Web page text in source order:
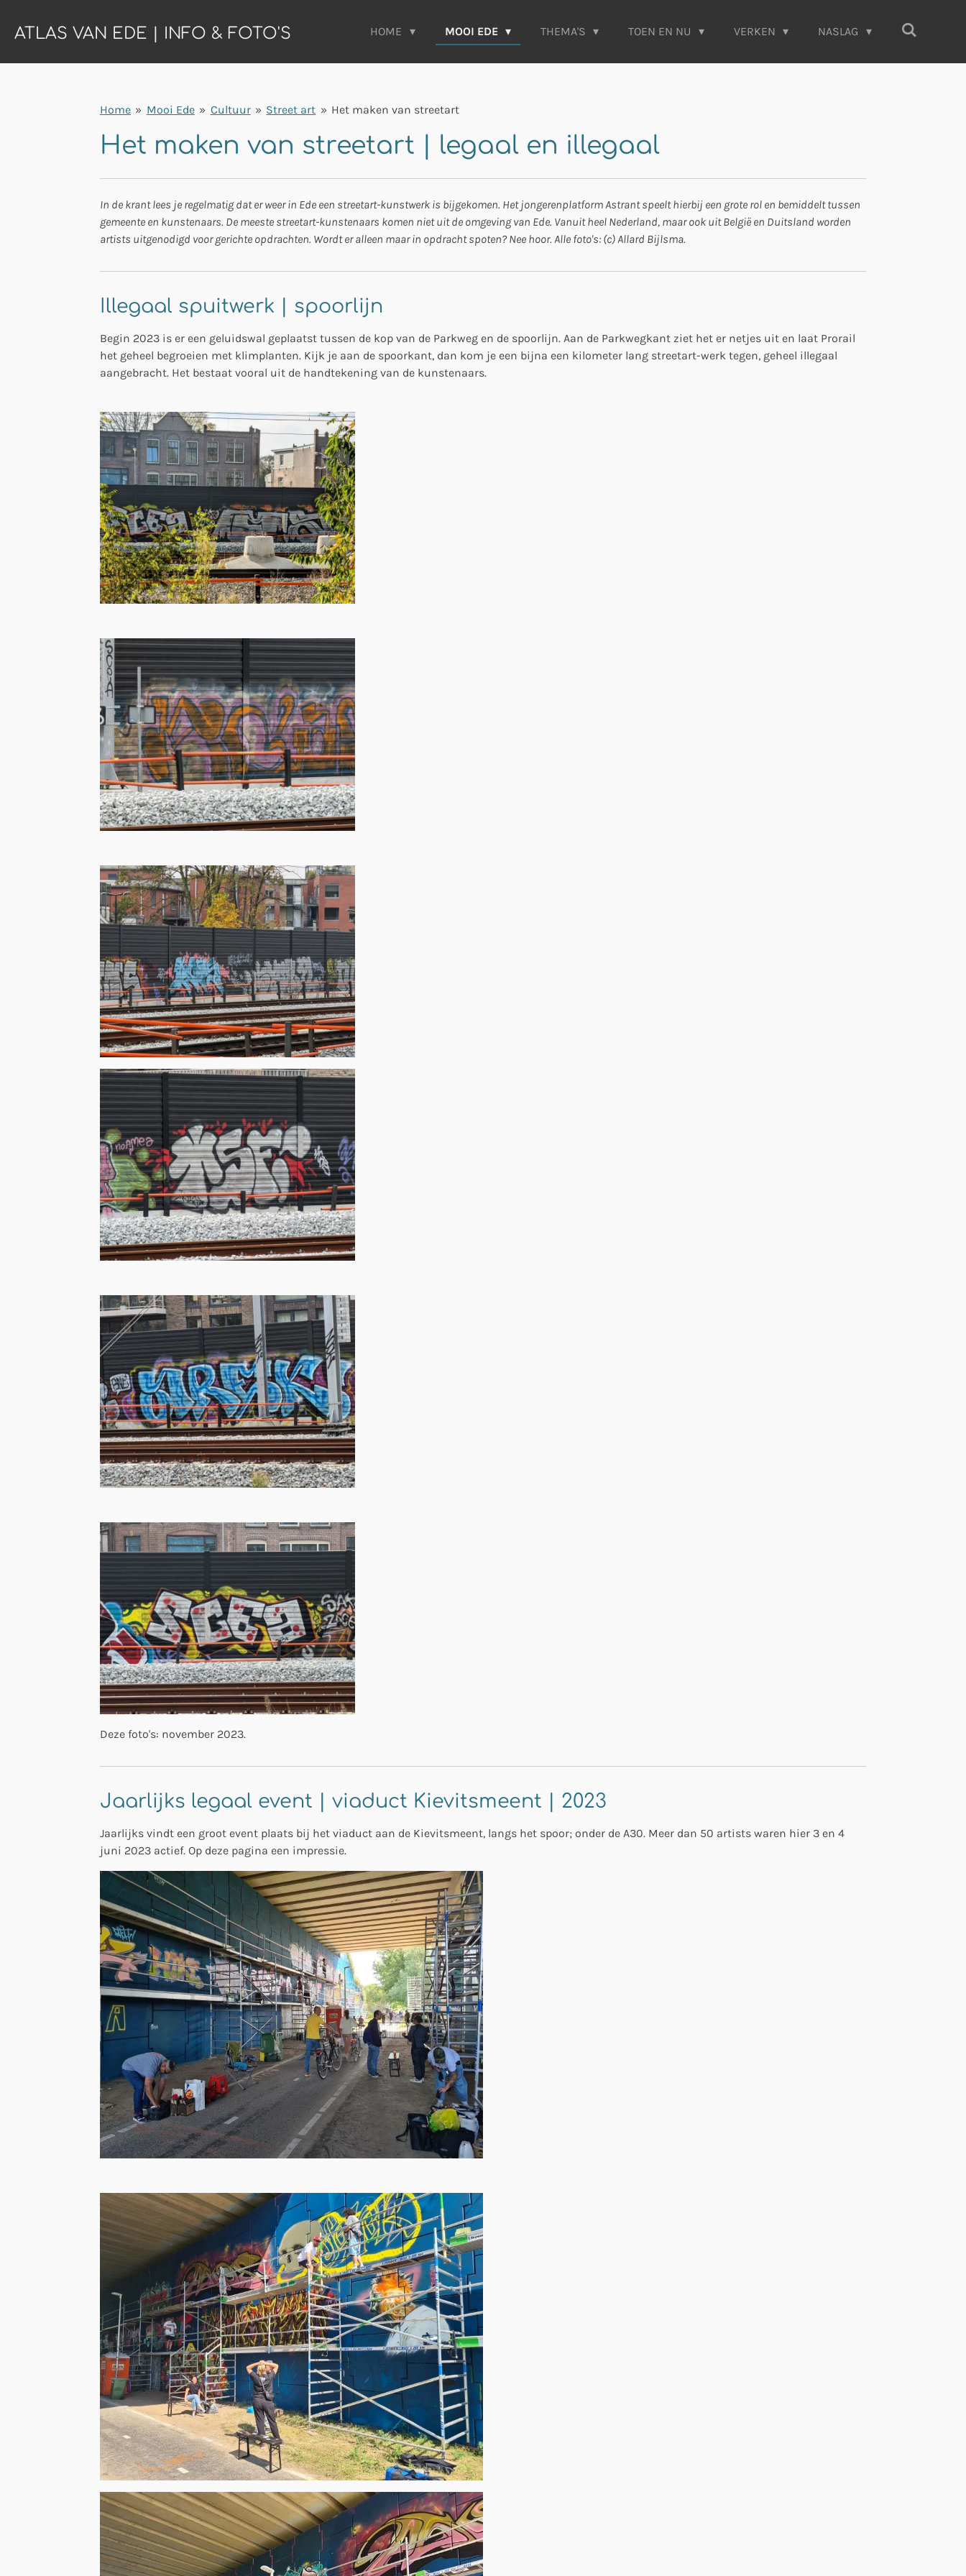
direct
de
ATLAS VAN EDE | INFO & FOTO'S HOME MOOI EDE THEMA'S TOEN EN NU VERKEN NASLAG
Home » Mooi Ede » Cultuur » Street art » Het maken van streetart
Het maken van streetart | legaal en illegaal
In de krant lees je regelmatig dat er weer in Ede een streetart-kunstwerk is bijgekomen. Het jongerenplatform Astrant speelt hierbij een grote rol en bemiddelt tussen
gemeente en kunstenaars. De meeste streetart-kunstenaars komen niet uit de omgeving van Ede. Vanuit heel Nederland, maar ook uit België en Duitsland worden
artists uitgenodigd voor gerichte opdrachten. Wordt er alleen maar in opdracht spoten? Nee hoor. Alle foto's: (c) Allard Bijlsma.
Illegaal spuitwerk | spoorlijn
Begin 2023 is er een geluidswal geplaatst tussen de kop van de Parkweg en de spoorlijn. Aan de Parkwegkant ziet het er netjes uit en laat Prorail
het geheel begroeien met klimplanten. Kijk je aan de spoorkant, dan kom je een bijna een kilometer lang streetart-werk tegen, geheel illegaal
aangebracht. Het bestaat vooral uit de handtekening van de kunstenaars.
Deze foto's: november 2023.
Jaarlijks legaal event | viaduct Kievitsmeent | 2023
Jaarlijks vindt een groot event plaats bij het viaduct aan de Kievitsmeent, langs het spoor; onder de A30. Meer dan 50 artists waren hier 3 en 4
juni 2023 actief. Op deze pagina een impressie.